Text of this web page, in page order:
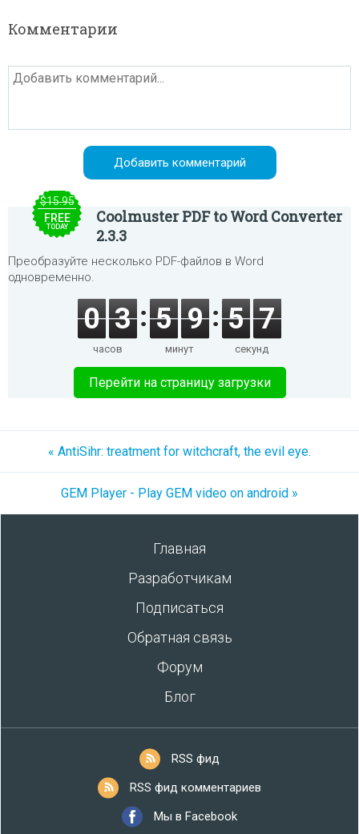
Комментарии
$15.95
FREE
TODAY
Coolmuster PDF to Word Converter
2.3.3
Преобразуйте несколько PDF-файлов в Word
одновременно.
0 3
часов
5 9
минут
5 7
секунд
Перейти на страницу загрузки
« AntiSihr: treatment for witchcraft, the evil eye.
GEM Player - Play GEM video on android »
Главная
Разработчикам
Подписаться
Обратная связь
Форум
Блог
RSS фид
RSS фид комментариев
Мы в Facebook